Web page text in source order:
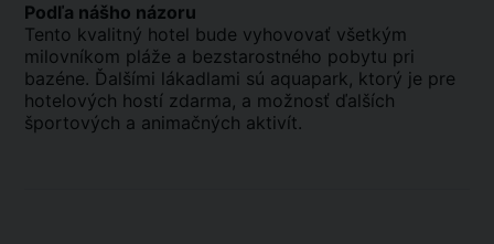
Podľa nášho názoru
Tento kvalitný hotel bude vyhovovať všetkým
milovníkom pláže a bezstarostného pobytu pri
bazéne. Ďalšími lákadlami sú aquapark, ktorý je pre
hotelových hostí zdarma, a možnosť ďalších
športových a animačných aktivít.